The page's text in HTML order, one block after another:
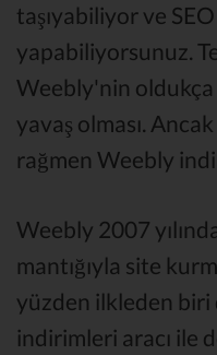
taşıyabiliyor ve
yapabiliyorsunuz.
Weebly'nin oldukça
yavaş olması.
rağmen Weebly
Weebly 2007
mantığıyla site
yüzden ilkleden
indirimleri aracı ile